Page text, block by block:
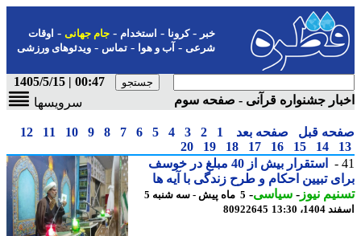
-کرونا-استخدام- جام جهانی-اوقات
شرعی-آب و هوا-تماس-ویدئوهای ورزشی
00:47 | 1405/5/15
جشنواره قرآنی - صفحه سوم
سرویسها
قبل صفحه بعد 1
2
3
4
5
6
7
8
9
10
11
12
14
15
16
17
18
19
20
استقرار بیش از 40 مبلغ در خوسف
تبیین احکام و طرح زندگی با آیه ها
نیوز-سیاسی-
5 ماه پیش - سه شنبه 5
13:30
80922645